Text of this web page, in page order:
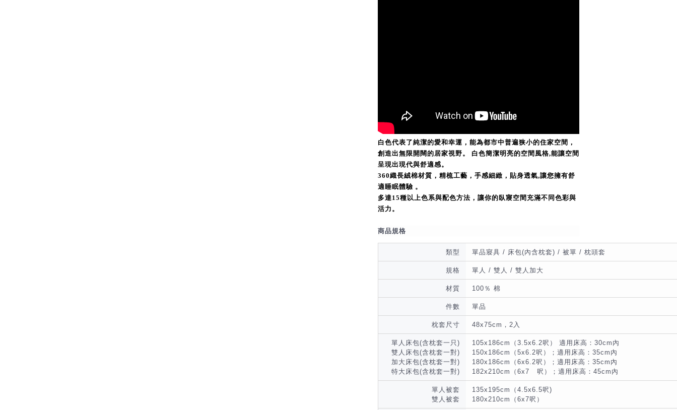
白色代表了純潔的愛和幸運 ， 能為都市中普遍狭小的住家空間 ，
創造出無限開闊的居家視野。 白色簡潔明亮的空間風格,能讓空間
呈現出現代與舒適感。
360織長絨棉材質，精梳工藝，手感細緻，貼身透氣,讓您擁有舒
適睡眠體驗 。
多達15種以上色系與配色方法，讓你的臥寢空間充滿不同色彩與
活力。
商品規格
類型 單品寢具 / 床包(內含枕套) / 被單 / 枕頭套
規格 單人 / 雙人 / 雙人加大
材質 100％ 棉
件數 單品
枕套尺寸 48x75cm，2入
單人床包(含枕套一只)
雙人床包(含枕套一對)
加大床包(含枕套一對)
特大床包(含枕套一對)
105x186cm（3.5x6.2呎） 適用床高：30cm內
150x186cm（5x6.2呎）；適用床高：35cm內
180x186cm（6x6.2呎）；適用床高：35cm內
182x210cm（6x7 呎）；適用床高：45cm內
單人被套
雙人被套
135x195cm（4.5x6.5呎)
180x210cm（6x7呎）